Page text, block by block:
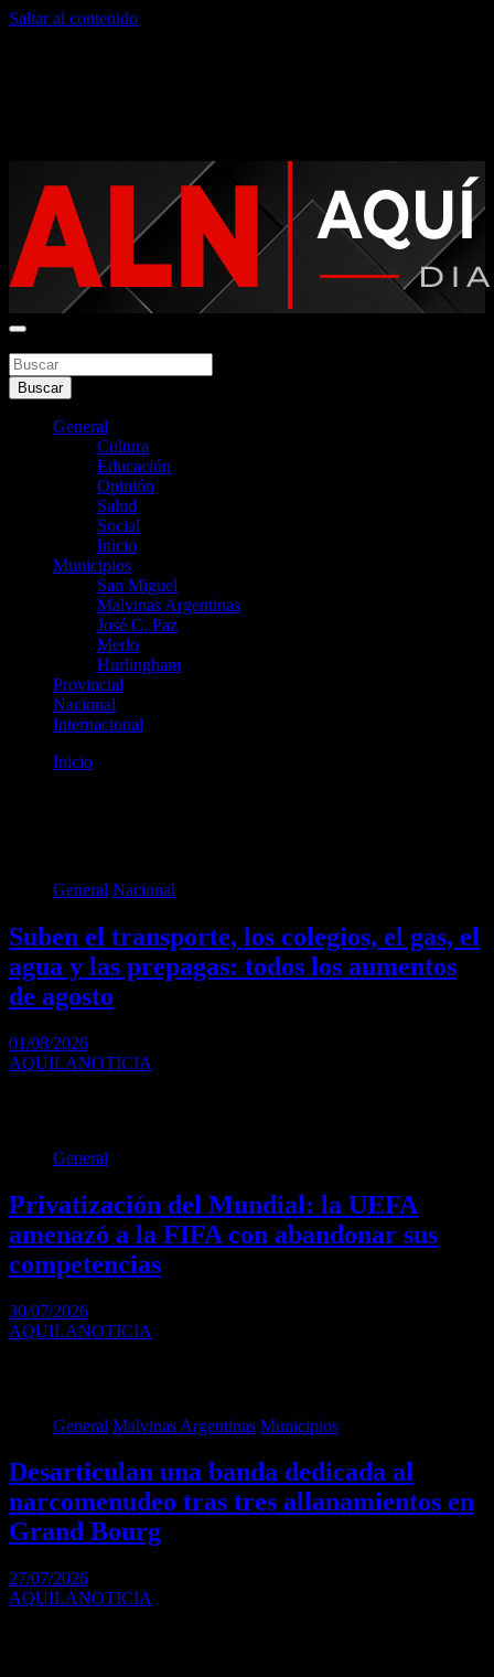
Saltar al contenido
Aquí La Noticia
Buscar
General
Cultura
Educación
Opinión
Salud
Social
Inicio
Municipios
San Miguel
Malvinas Argentinas
José C. Paz
Merlo
Hurlingham
Provincial
Nacional
Internacional
Inicio
General Nacional
Suben el transporte, los colegios, el gas, el
agua y las prepagas: todos los aumentos
de agosto
01/08/2026
AQUILANOTICIA
General
Privatización del Mundial: la UEFA
amenazó a la FIFA con abandonar sus
competencias
30/07/2026
AQUILANOTICIA
General Malvinas Argentinas Municipios
Desarticulan una banda dedicada al
narcomenudeo tras tres allanamientos en
Grand Bourg
27/07/2026
AQUILANOTICIA